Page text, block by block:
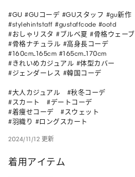
#GU #GUコーデ #GUスタッフ #gu新作
#stylehintstaff #gustaffcode #ootd
#おしゃリスタ #ブルベ夏 #骨格ウェーブ
#骨格ナチュラル #高身長コーデ
#160cm_165cm #165cm_170cm
#きれいめカジュアル #体型カバー
#ジェンダーレス #韓国コーデ
#大人カジュアル   #秋冬コーデ
#スカート   #デートコーデ
#着痩せコーデ   #スウェット
#羽織り #ロングスカート
2024/11/12 更新
着用アイテム